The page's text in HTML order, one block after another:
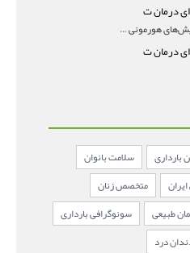
درمان ت
سلام برای تشخیص دقیق، چه آزمایش‌های هورمونی و چه سونوگر
درمان ت
بارداری
سلامت بانوان
متخصص زنان
طبیعی
سونوگرافی بارداری
درد